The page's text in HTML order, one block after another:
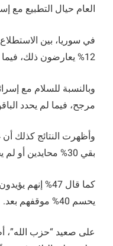
العام حيال التطبيع مع
12% يعارضون ذلك، فيما لم يحسم الباقون رأيهم أو اختاروا الحياد.
مرجح، فيما لم يحدد
بقي 30% محايدين أو لم يحددوا موقفهم.
يحسم 40% موقفهم بعد.